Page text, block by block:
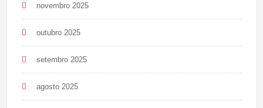
novembro 2025
outubro 2025
setembro 2025
agosto 2025